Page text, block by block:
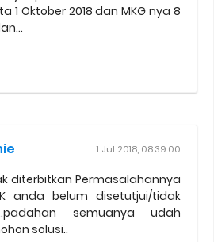
1 Oktober 2018 dan MKG nya 8
1 Jul 2018, 08.39.00
diterbitkan Permasalahannya
anda belum disetutjui/tidak
semuanya udah
solusi..